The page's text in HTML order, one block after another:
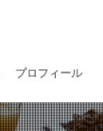
プロフィール